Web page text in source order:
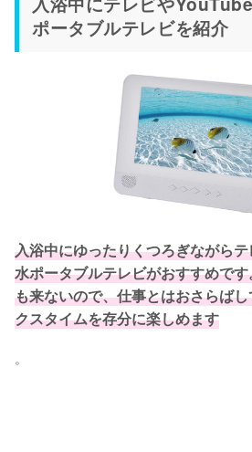
ポータブルテレビを紹介
入浴中にゆったりくつろぎながら
水ポータブルテレビがおすすめで
も来ないので、仕事とはおさらば
クスタイムを存分に楽しめます
。